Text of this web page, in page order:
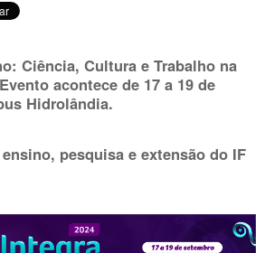
Ciência, Cultura e Trabalho na
Evento acontece de 17 a 19 de
Hidrolândia.
pesquisa e extensão do IF